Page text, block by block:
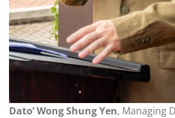
Dato’ Wong Shung Yen, Managing